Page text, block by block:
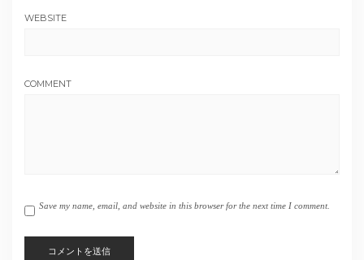
WEBSITE
COMMENT
Save my name, email, and website in this browser for the next time I comment.